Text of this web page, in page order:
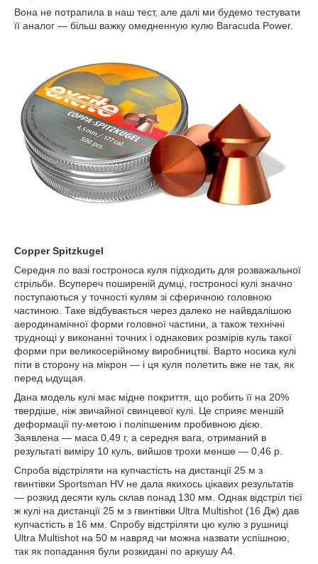
Вона не потрапила в наш тест, але далі ми будемо тестувати
її аналог — більш важку омедненную кулю Baracuda Power.
Copper Spitzkugel
Середня по вазі гостроноса куля підходить для розважальної
стрільби. Всупереч поширеній думці, гостроносі кулі значно
поступаються у точності кулям зі сферичною головною
частиною. Таке відбувається через далеко не найвдалішою
аеродинамічної форми головної частини, а також технічні
труднощі у виконанні точних і однакових розмірів куль такої
форми при великосерійному виробництві. Варто носика кулі
піти в сторону на мікрон — і ця куля полетить вже не так, як
перед ыдущая.
Дана модель кулі має мідне покриття, що робить її на 20%
твердіше, ніж звичайної свинцевої кулі. Це сприяє меншій
деформації пу-метою і поліпшеним пробивною дією.
Заявлена — маса 0,49 г, а середня вага, отриманий в
результаті виміру 10 куль, вийшов трохи менше — 0,46 р.
Спроба відстріляти на купчастість на дистанції 25 м з
гвинтівки Sportsman HV не дала якихось цікавих результатів
— розкид десяти куль склав понад 130 мм. Однак відстріл тієї
ж кулі на дистанції 25 м з гвинтівки Ultra Multishot (16 Дж) дав
купчастість в 16 мм. Спробу відстріляти цю кулю з рушниці
Ultra Multishot на 50 м навряд чи можна назвати успішною,
так як попадання були розкидані по аркушу А4.